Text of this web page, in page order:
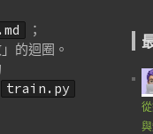
；
的迴圈。
train.py